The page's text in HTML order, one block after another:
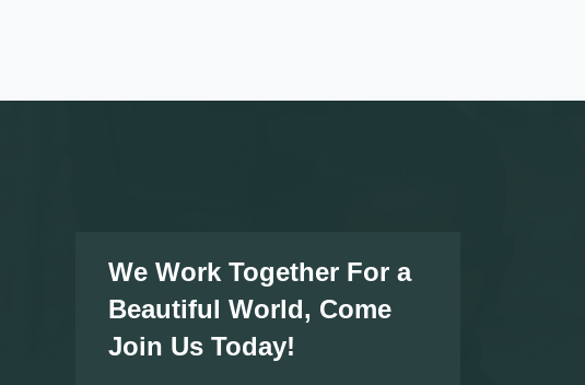
We Work Together For a
Beautiful World, Come
Join Us Today!